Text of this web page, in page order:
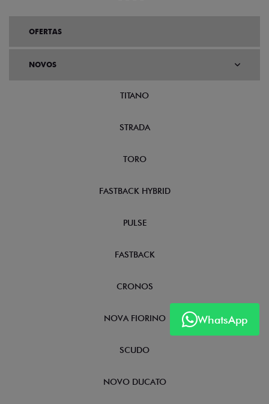
WhatsApp
OFERTAS
NOVOS
TITANO
STRADA
TORO
FASTBACK HYBRID
PULSE
FASTBACK
CRONOS
NOVA FIORINO
SCUDO
NOVO DUCATO